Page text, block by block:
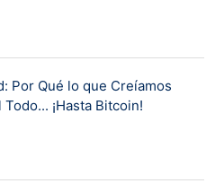
Por Qué lo que Creíamos
¡Hasta Bitcoin!